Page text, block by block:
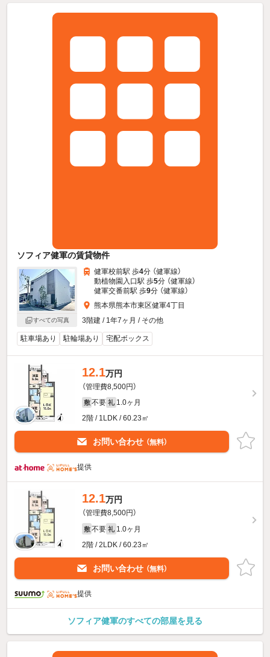
ソフィア健軍の賃貸物件
すべての写真
健軍校前駅 歩4分 （健軍線）
動植物園入口駅 歩5分 （健軍線）
健軍交番前駅 歩9分 （健軍線）
熊本県熊本市東区健軍4丁目
3階建 / 1年7ヶ月 / その他
駐車場あり 駐輪場あり 宅配ボックス
12.1万円
（管理費8,500円）
敷 不要 礼 1.0ヶ月
2階 / 1LDK / 60.23㎡
お問い合わせ （無料）
提供
12.1万円
（管理費8,500円）
敷 不要 礼 1.0ヶ月
2階 / 2LDK / 60.23㎡
お問い合わせ （無料）
提供
ソフィア健軍のすべての部屋を見る